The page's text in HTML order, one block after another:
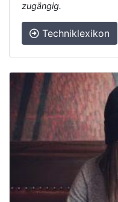
zugängig.
Techniklexikon